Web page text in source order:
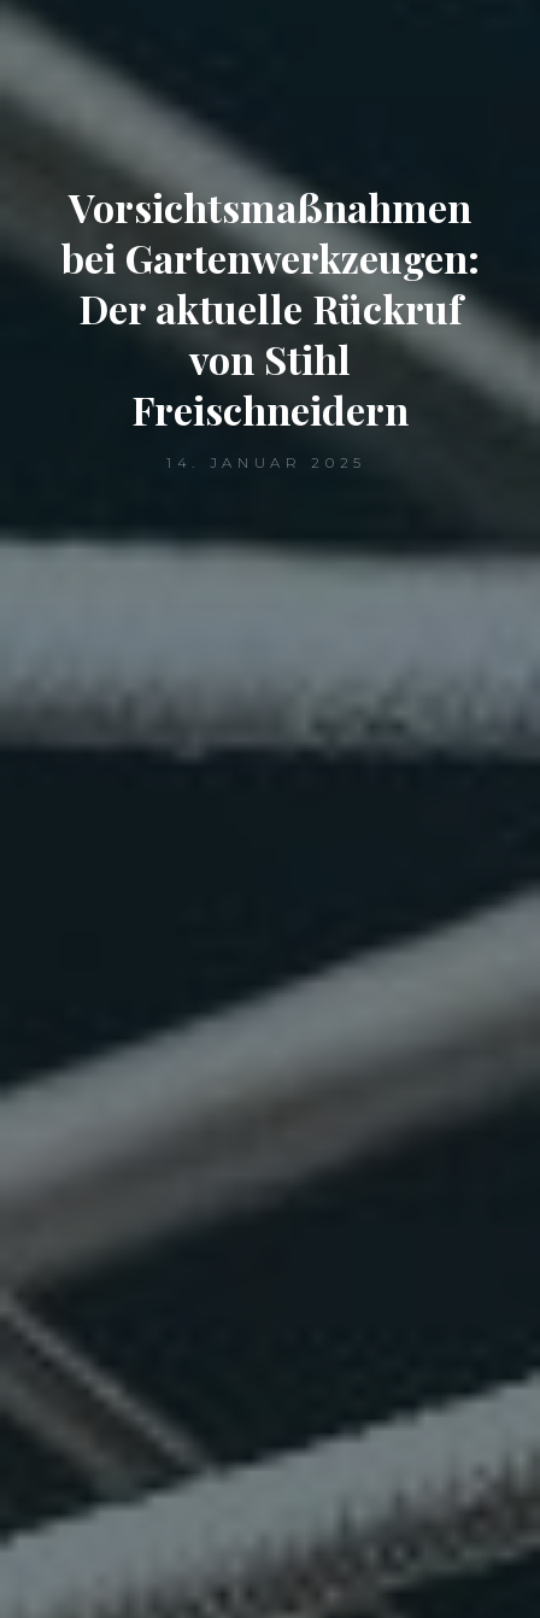
Vorsichtsmaßnahmen
bei Gartenwerkzeugen:
Der aktuelle Rückruf
von Stihl
Freischneidern
14. JANUAR 2025